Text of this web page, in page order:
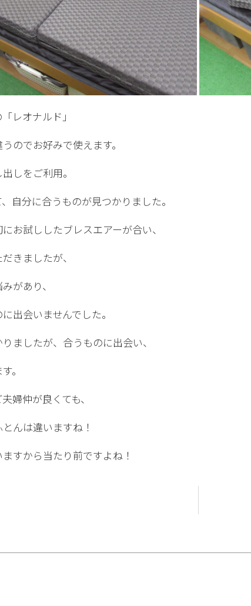
レオナルド」
のでお好みで使えます。
しをご利用。
自分に合うものが見つかりました。
お試ししたブレスエアーが合い、
きましたが、
があり、
出会いませんでした。
ましたが、合うものに出会い、
。
婦仲が良くても、
んは違いますね！
すから当たり前ですよね！